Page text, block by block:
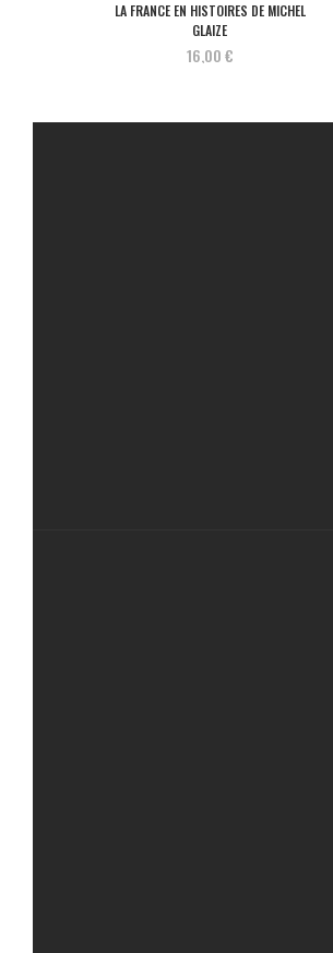
LA FRANCE EN HISTOIRES DE MICHEL
GLAIZE
16,00 €